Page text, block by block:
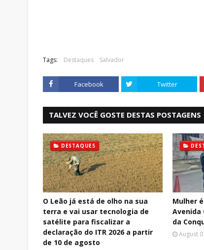
Tags: Destaques Salvador
Facebook Twitter
TALVEZ VOCÊ GOSTE DESTAS POSTAGENS
DESTAQUES
O Leão já está de olho na sua
terra e vai usar tecnologia de
satélite para fiscalizar a
declaração do ITR 2026 a partir
de 10 de agosto
Mulher
Avenida
da
August